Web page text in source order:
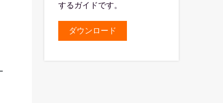
するガイドです。
ダウンロード